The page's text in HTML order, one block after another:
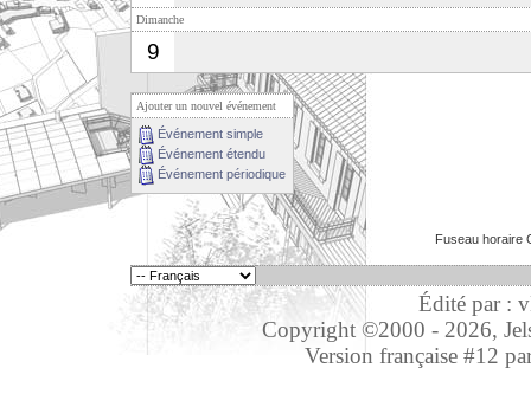
Dimanche
9
Ajouter un nouvel événement
Événement simple
Événement étendu
Événement périodique
Fuseau horaire
Édité par :
Copyright ©2000 - 2026,
Version française #12